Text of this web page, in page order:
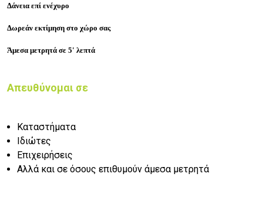
Δάνεια επί ενέχυρο
Δωρεάν εκτίμηση στο χώρο σας
Άμεσα μετρητά σε 5' λεπτά
Απευθύνομαι σε
Καταστήματα
Ιδιώτες
Επιχειρήσεις
Αλλά και σε όσους επιθυμούν άμεσα μετρητά